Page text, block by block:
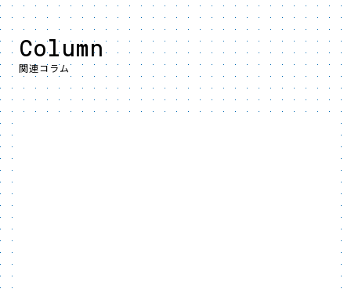
Column
関連コラム